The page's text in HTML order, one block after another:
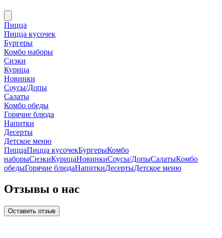
Пицца
Пицца кусочек
Бургеры
Комбо наборы
Снэки
Курица
Новинки
Соусы/Допы
Салаты
Комбо обеды
Горячие блюда
Напитки
Десерты
Детское меню
ПиццаПицца кусочекБургерыКомбо
наборыСнэкиКурицаНовинкиСоусы/ДопыСалатыКомбо
обедыГорячие блюдаНапиткиДесертыДетское меню
Отзывы о нас
Оставить отзыв